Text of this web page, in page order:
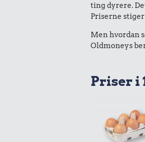
ting dyrere.
Priserne
Men hvordan
Oldmoneys
Priser i